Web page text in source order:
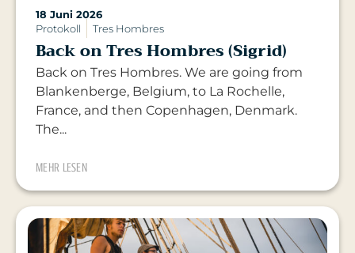
18 Juni 2026
Protokoll
Tres Hombres
Back on Tres Hombres (Sigrid)
Back on Tres Hombres. We are going from
Blankenberge, Belgium, to La Rochelle,
France, and then Copenhagen, Denmark.
The...
MEHR LESEN